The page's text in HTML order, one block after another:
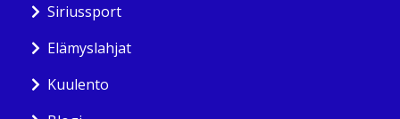
Siriussport
Elämyslahjat
Kuulento